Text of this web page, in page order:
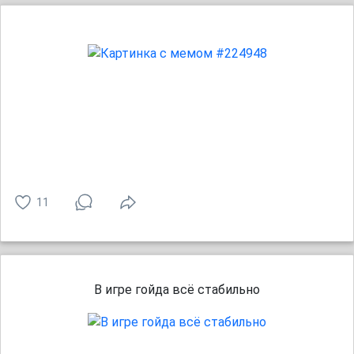
11
В игре гойда всё стабильно